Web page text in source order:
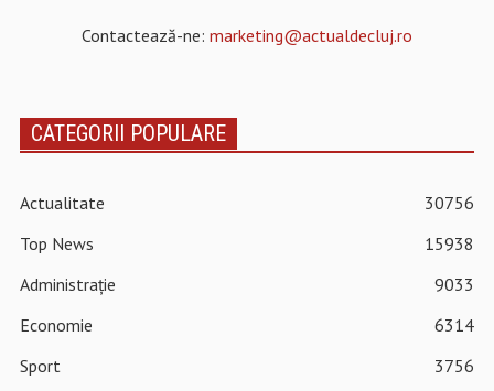
Contactează-ne: marketing@actualdecluj.ro
CATEGORII POPULARE
Actualitate
30756
Top News
15938
Administrație
9033
Economie
6314
Sport
3756